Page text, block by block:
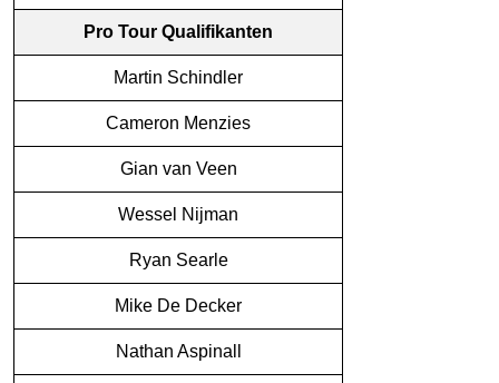
Pro Tour Qualifikanten
Martin Schindler
Cameron Menzies
Gian van Veen
Wessel Nijman
Ryan Searle
Mike De Decker
Nathan Aspinall